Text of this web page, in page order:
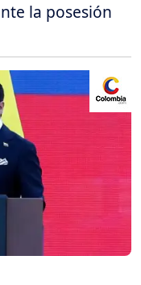
la posesión